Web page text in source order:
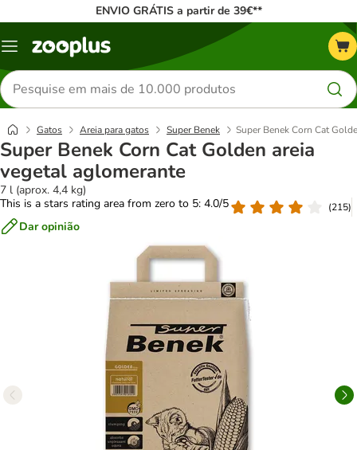
ENVIO GRÁTIS a partir de 39€**
Menu
Pesquisar
produtos
Gatos Areia para gatos Super Benek Super Benek Corn Cat
Super Benek Corn Cat Golden areia
vegetal aglomerante
7 l (aprox. 4,4 kg)
This is a stars rating area from zero to 5: 4.0/5
(215)
Dar opinião